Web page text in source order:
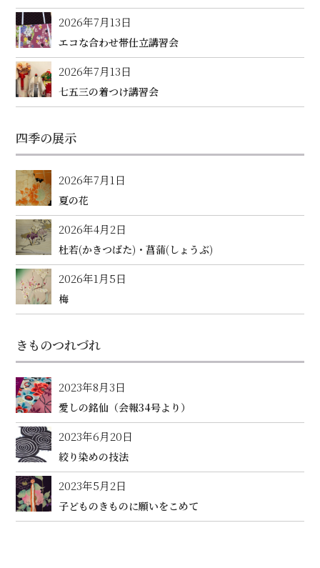
2026年7月13日
エコな合わせ帯仕立講習会
2026年7月13日
七五三の着つけ講習会
四季の展示
2026年7月1日
夏の花
2026年4月2日
杜若(かきつばた)・菖蒲(しょうぶ)
2026年1月5日
梅
きものつれづれ
2023年8月3日
愛しの銘仙（会報34号より）
2023年6月20日
絞り染めの技法
2023年5月2日
子どものきものに願いをこめて